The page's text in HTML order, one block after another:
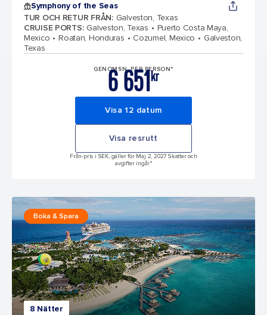
Symphony of the Seas
TUR OCH RETUR FRÅN: Galveston, Texas
CRUISE PORTS: Galveston, Texas
Puerto Costa Maya,
Mexico
Roatan, Honduras Cozumel, Mexico
Galveston,
Texas
GENOMSN. PER PERSON*
kr
6 651
Visa 12 datum
Visa resrutt
Från-pris i SEK, gäller för Maj 2, 2027 Skatter och
avgifter ingår.*
8 Nätter
Boka & Spara